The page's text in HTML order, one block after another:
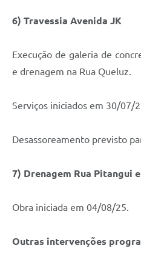
6) Travessia Avenida JK
Execução de galeria de
e drenagem na Rua Queluz.
Serviços iniciados em 30/07/
Desassoreamento previsto
7) Drenagem Rua Pitangui
Obra iniciada em 04/08/25.
Outras intervenções